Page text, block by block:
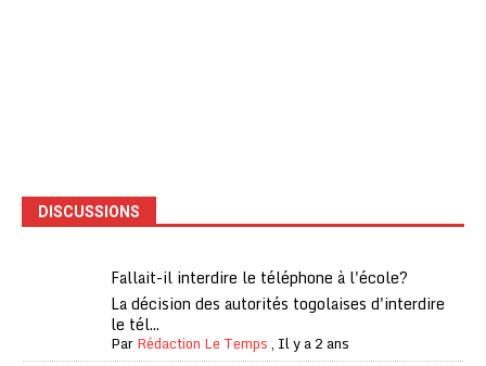
DISCUSSIONS
Fallait-il interdire le téléphone à l'école?
La décision des autorités togolaises d'interdire
le tél...
ParRédaction Le Temps, Il y a 2 ans